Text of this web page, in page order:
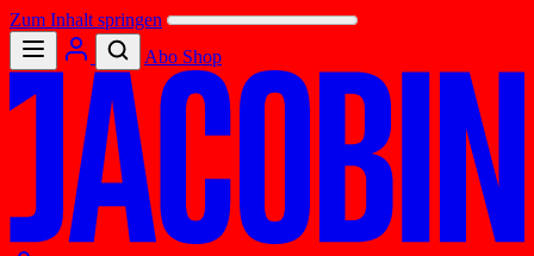
Zum Inhalt springen
Abo Shop